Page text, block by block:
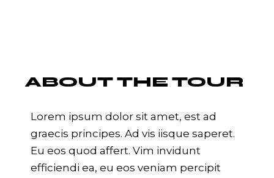
ABOUT THE TOUR
Lorem ipsum dolor sit amet, est ad
graecis principes. Ad vis iisque saperet.
Eu eos quod affert. Vim invidunt
efficiendi ea, eu eos veniam percipit